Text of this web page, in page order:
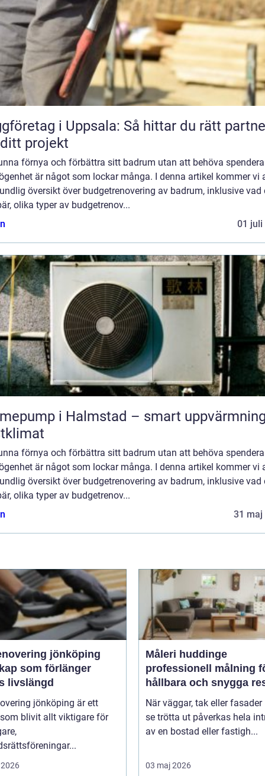
i Uppsala: Så hittar du rätt
projekt
förnya och förbättra sitt badrum utan att behöva
är något som lockar många. I denna artikel kommer vi
översikt över budgetrenovering av badrum, inklusive vad
olika typer av budgetrenov...
01 juli
i Halmstad – smart
förnya och förbättra sitt badrum utan att behöva
är något som lockar många. I denna artikel kommer vi
översikt över budgetrenovering av badrum, inklusive vad
olika typer av budgetrenov...
31 maj
jönköping
som förlänger
livslängd
jönköping är ett
blivit allt viktigare för
Måleri huddinge
professionell målning
hållbara och snygga
När väggar, tak eller fasader
se trötta ut påverkas hela
av en bostad eller fastigh...
03 maj 2026